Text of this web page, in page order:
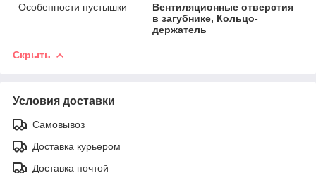
Особенности пустышки
Вентиляционные отверстия
в загубнике, Кольцо-
держатель
Скрыть
Условия доставки
Самовывоз
Доставка курьером
Доставка почтой